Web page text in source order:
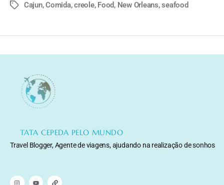
Cajun,Comida,creole, Food, New Orleans,seafood
TATA CEPEDA PELO MUNDO
Travel Blogger, Agente de viagens, ajudando na realização de sonhos